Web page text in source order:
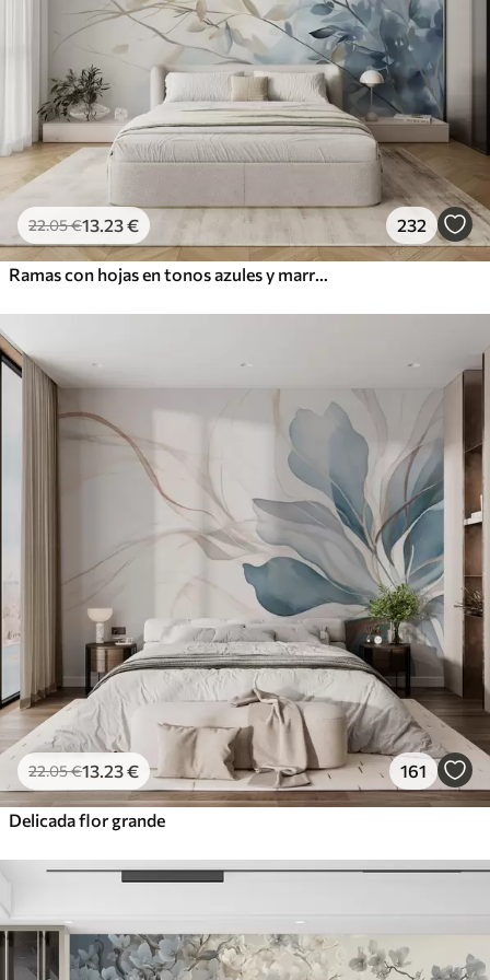
22.05€13 .23€ 232
22.05€13 .23€ 161
Delicada flor grande